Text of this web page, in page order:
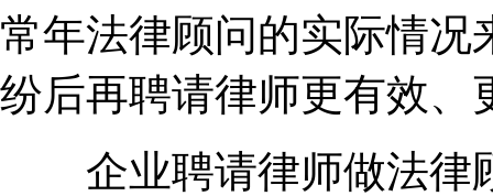
常年法律顾问的实际情况
纷后再聘请律师更有效、
企业聘请律师做法律